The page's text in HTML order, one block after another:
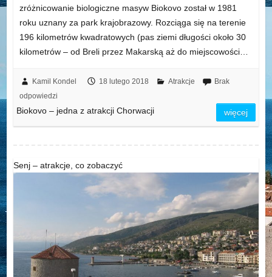
zróżnicowanie biologiczne masyw Biokovo został w 1981
roku uznany za park krajobrazowy. Rozciąga się na terenie
196 kilometrów kwadratowych (pas ziemi długości około 30
kilometrów – od Breli przez Makarską aż do miejscowości…
Kamil Kondel 18 lutego 2018 Atrakcje
Brak
odpowiedzi
Biokovo – jedna z atrakcji Chorwacji więcej
Senj – atrakcje, co zobaczyć